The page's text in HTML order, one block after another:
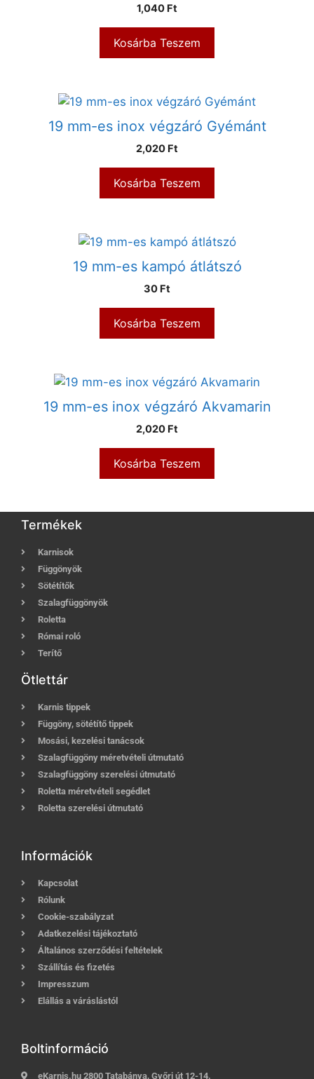
1,040 Ft
Kosárba Teszem
19 mm-es inox végzáró Gyémánt
2,020 Ft
Kosárba Teszem
19 mm-es kampó átlátszó
30 Ft
Kosárba Teszem
19 mm-es inox végzáró Akvamarin
2,020 Ft
Kosárba Teszem
Termékek
Karnisok
Függönyök
Sötétítők
Szalagfüggönyök
Roletta
Római roló
Terítő
Ötlettár
Karnis tippek
Függöny, sötétítő tippek
Mosási, kezelési tanácsok
Szalagfüggöny méretvételi útmutató
Szalagfüggöny szerelési útmutató
Roletta méretvételi segédlet
Roletta szerelési útmutató
Információk
Kapcsolat
Rólunk
Cookie-szabályzat
Adatkezelési tájékoztató
Általános szerződési feltételek
Szállítás és fizetés
Impresszum
Elállás a váráslástól
Boltinformáció
eKarnis.hu 2800 Tatabánya, Győri út 12-14.